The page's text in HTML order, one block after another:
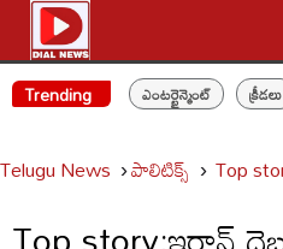
Trending ఎంటర్టైన్మెంట్ క్రీడలు
Telugu News పాలిటిక్స్‌ Top